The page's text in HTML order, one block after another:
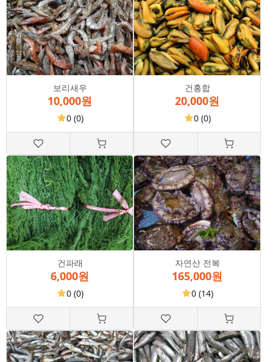
보리새우
10,000원
0 (0)
건홍합
20,000원
0 (0)
건파래
6,000원
0 (0)
자연산 전복
165,000원
0 (14)